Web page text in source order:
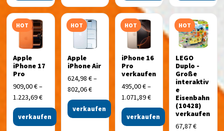
HOT
Apple
iPhone 17
Pro
909,00€–
1.223,69€
verkaufen
HOT
Apple
iPhone Air
624,98 €–
802,06€
verkaufen
HOT
iPhone 16
Pro
verkaufen
495,00€–
1.071,89€
verkaufen
HOT
LEGO
Duplo -
Große
interaktiv
e
Eisenbahn
(10428)
verkaufen
67,87€